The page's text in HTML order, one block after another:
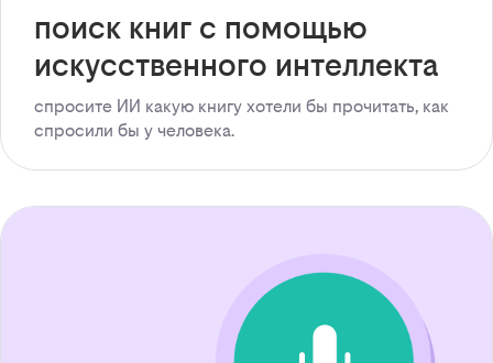
поиск книг с помощью
искусственного интеллекта
спросите ИИ какую книгу хотели бы прочитать, как
спросили бы у человека.